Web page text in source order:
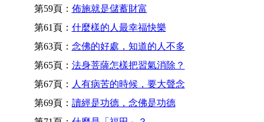
第59頁： 佈施就是儲蓄財富
第61頁： 什麼樣的人最幸福快樂
第63頁： 念佛的好處，知道的人不多
第65頁： 法身菩薩怎樣把習氣消除？
第67頁： 人有病苦的時候，要大聲念
第69頁： 讀經是功德，念佛是功德